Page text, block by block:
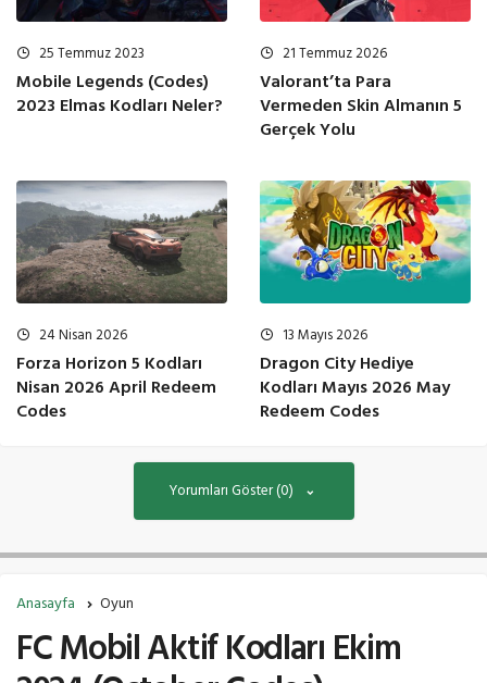
25 Temmuz 2023
Mobile Legends (Codes)
2023 Elmas Kodları Neler?
21 Temmuz 2026
Valorant’ta Para
Vermeden Skin Almanın 5
Gerçek Yolu
24 Nisan 2026
Forza Horizon 5 Kodları
Nisan 2026 April Redeem
Codes
13 Mayıs 2026
Dragon City Hediye
Kodları Mayıs 2026 May
Redeem Codes
Yorumları Göster (0)
Anasayfa Oyun
FC Mobil Aktif Kodları Ekim